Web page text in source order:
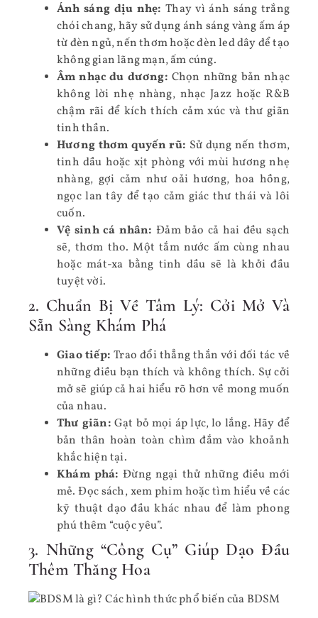
Ánh sáng dịu nhẹ: Thay vì ánh sáng trắng
chói chang, hãy sử dụng ánh sáng vàng ấm áp
từ đèn ngủ, nến thơm hoặc đèn led dây để tạo
không gian lãng mạn, ấm cúng.
Âm nhạc du dương: Chọn những bản nhạc
không lời nhẹ nhàng, nhạc Jazz hoặc R&B
chậm rãi để kích thích cảm xúc và thư giãn
tinh thần.
Hương thơm quyến rũ: Sử dụng nến thơm,
tinh dầu hoặc xịt phòng với mùi hương nhẹ
nhàng, gợi cảm như oải hương, hoa hồng,
ngọc lan tây để tạo cảm giác thư thái và lôi
cuốn.
Vệ sinh cá nhân: Đảm bảo cả hai đều sạch
sẽ, thơm tho. Một tắm nước ấm cùng nhau
hoặc mát-xa bằng tinh dầu sẽ là khởi đầu
tuyệt vời.
2. Chuẩn Bị Về Tâm Lý: Cởi Mở Và
Sẵn Sàng Khám Phá
Giao tiếp: Trao đổi thẳng thắn với đối tác về
những điều bạn thích và không thích. Sự cởi
mở sẽ giúp cả hai hiểu rõ hơn về mong muốn
của nhau.
Thư giãn: Gạt bỏ mọi áp lực, lo lắng. Hãy để
bản thân hoàn toàn chìm đắm vào khoảnh
khắc hiện tại.
Khám phá: Đừng ngại thử những điều mới
mẻ. Đọc sách, xem phim hoặc tìm hiểu về các
kỹ thuật dạo đầu khác nhau để làm phong
phú thêm “cuộc yêu”.
3. Những “Công Cụ” Giúp Dạo Đầu
Thêm Thăng Hoa